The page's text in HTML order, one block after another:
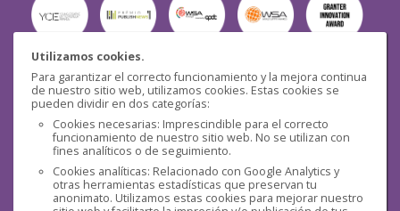
Utilizamos cookies.
Para garantizar el correcto funcionamiento y la mejora continua
de nuestro sitio web, utilizamos cookies. Estas cookies se
pueden dividir en dos categorías:
Cookies necesarias: Imprescindible para el correcto
funcionamiento de nuestro sitio web. No se utilizan con
fines analíticos o de seguimiento.
Cookies analíticas: Relacionado con Google Analytics y
otras herramientas estadísticas que preservan tu
anonimato. Utilizamos estas cookies para mejorar nuestro
Seguridad
Redes sociales